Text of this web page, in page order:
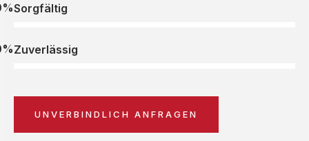
Sorgfältig
Zuverlässig
UNVERBINDLICH ANFRAGEN